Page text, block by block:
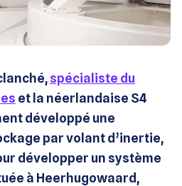
spécialiste du
et la néerlandaise S4
développé une
par volant d’inertie,
développer un système
à Heerhugowaard,